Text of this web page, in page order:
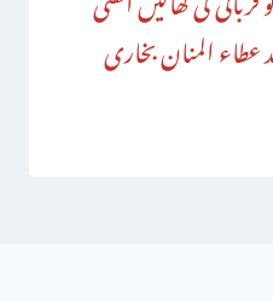
المنان بخاری